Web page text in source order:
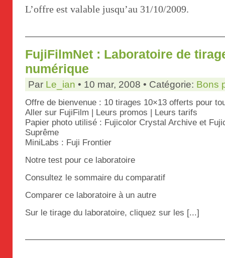
L’offre est valable jusqu’au 31/10/2009.
FujiFilmNet : Laboratoire de
numérique
Par Le_ian • 10 mar, 2008 • Catégorie: Bons
Offre de bienvenue : 10 tirages 10×13 offerts pour
Aller sur FujiFilm | Leurs promos | Leurs tarifs
Papier photo utilisé : Fujicolor Crystal Archive et
Suprême
MiniLabs : Fuji Frontier
Notre test pour ce laboratoire
Consultez le sommaire du comparatif
Comparer ce laboratoire à un autre
Sur le tirage du laboratoire, cliquez sur les [...]